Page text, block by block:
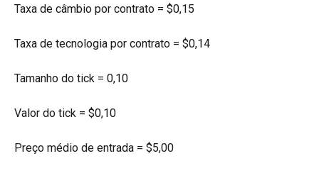
Taxa de câmbio por contrato = $0,15
Taxa de tecnologia por contrato = $0,14
Tamanho do tick = 0,10
Valor do tick = $0,10
Preço médio de entrada = $5,00